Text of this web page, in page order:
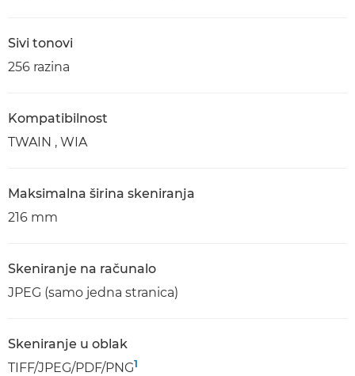
Sivi tonovi
256 razina
Kompatibilnost
TWAIN , WIA
Maksimalna širina skeniranja
216 mm
Skeniranje na računalo
JPEG (samo jedna stranica)
Skeniranje u oblak
TIFF/JPEG/PDF/PNG1